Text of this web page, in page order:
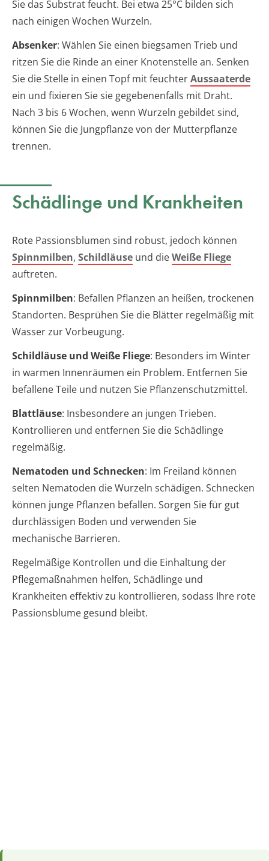
Sie das Substrat feucht. Bei etwa 25°C bilden sich
nach einigen Wochen Wurzeln.
Absenker: Wählen Sie einen biegsamen Trieb und
ritzen Sie die Rinde an einer Knotenstelle an. Senken
Sie die Stelle in einen Topf mit feuchterAussaaterde
ein und fixieren Sie sie gegebenenfalls mit Draht.
Nach 3 bis 6 Wochen, wenn Wurzeln gebildet sind,
können Sie die Jungpflanze von der Mutterpflanze
trennen.
Schädlinge und Krankheiten
Rote Passionsblumen sind robust, jedoch können
Spinnmilben, Schildläuse und dieWeiße Fliege
auftreten.
Spinnmilben: Befallen Pflanzen an heißen, trockenen
Standorten. Besprühen Sie die Blätter regelmäßig mit
Wasser zur Vorbeugung.
Schildläuse und Weiße Fliege: Besonders im Winter
in warmen Innenräumen ein Problem. Entfernen Sie
befallene Teile und nutzen Sie Pflanzenschutzmittel.
Blattläuse: Insbesondere an jungen Trieben.
Kontrollieren und entfernen Sie die Schädlinge
regelmäßig.
Nematoden und Schnecken: Im Freiland können
selten Nematoden die Wurzeln schädigen. Schnecken
können junge Pflanzen befallen. Sorgen Sie für gut
durchlässigen Boden und verwenden Sie
mechanische Barrieren.
Regelmäßige Kontrollen und die Einhaltung der
Pflegemaßnahmen helfen, Schädlinge und
Krankheiten effektiv zu kontrollieren, sodass Ihre rote
Passionsblume gesund bleibt.